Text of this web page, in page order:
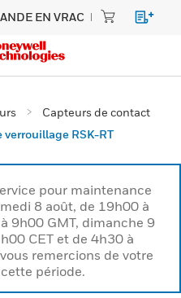
EN VRAC
Capteurs de contact
RSK-RT
pour maintenance
8 août, de 19h00 à
9h00 GMT, dimanche 9
CET et de 4h30 à
remercions de votre
période.